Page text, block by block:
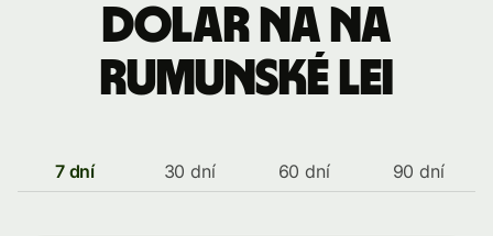
dolar na na
rumunské lei
7 dní 30 dní 60 dní 90 dní